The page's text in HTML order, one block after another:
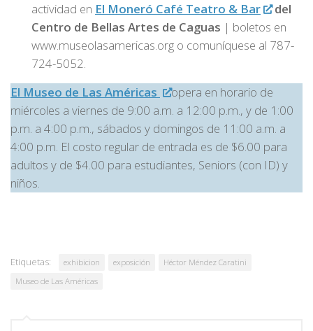
actividad en El Moneró Café Teatro & Bar
del
Centro de Bellas Artes de Caguas | boletos en
www.museolasamericas.org o comuníquese al 787-
724-5052.
El Museo de Las Américas
opera en horario de
miércoles a viernes de 9:00 a.m. a 12:00 p.m., y de 1:00
p.m. a 4:00 p.m., sábados y domingos de 11:00 a.m. a
4:00 p.m. El costo regular de entrada es de $6.00 para
adultos y de $4.00 para estudiantes, Seniors (con ID) y
niños.
Etiquetas: exhibicion exposición
Héctor Méndez Caratini
Museo de Las Américas